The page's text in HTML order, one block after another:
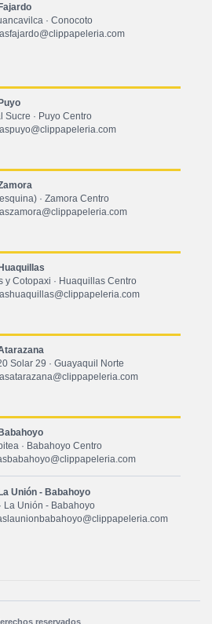
· Conocoto
Sucre · Puyo Centro
· Zamora Centro
y Cotopaxi · Huaquillas Centro
Solar 29 · Guayaquil Norte
· Babahoyo Centro
Unión - Babahoyo
La Unión - Babahoyo
reservados